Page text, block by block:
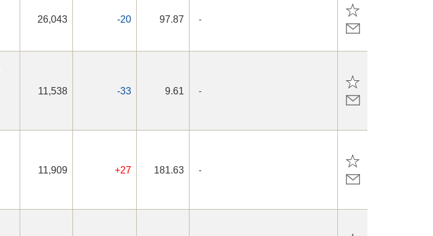
26,043 -20 97.87 -
11,538 -33 9.61 -
11,909 +27 181.63 -